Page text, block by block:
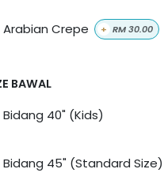
Arabian Crepe + RM30.00
BAWAL
Bidang 40" (Kids)
Bidang 45" (Standard Size)